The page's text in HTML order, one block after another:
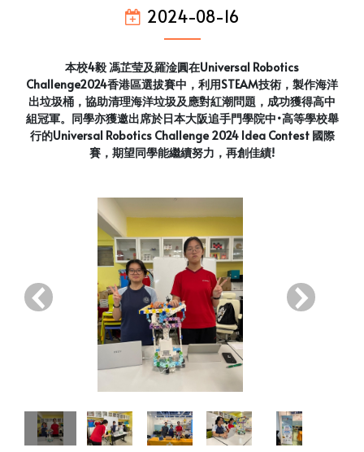
2024-08-16
本校4毅 馮芷莹及羅淦圓在Universal Robotics
Challenge2024香港區選拔賽中，利用STEAM技術，製作海洋
出垃圾桶，協助清理海洋垃圾及應對紅潮問題，成功獲得高中
組冠軍。同學亦獲邀出席於日本大阪追手門學院中•高等學校舉
行的Universal Robotics Challenge 2024 Idea Contest 國際
賽，期望同學能繼續努力，再創佳績!
‹ ›